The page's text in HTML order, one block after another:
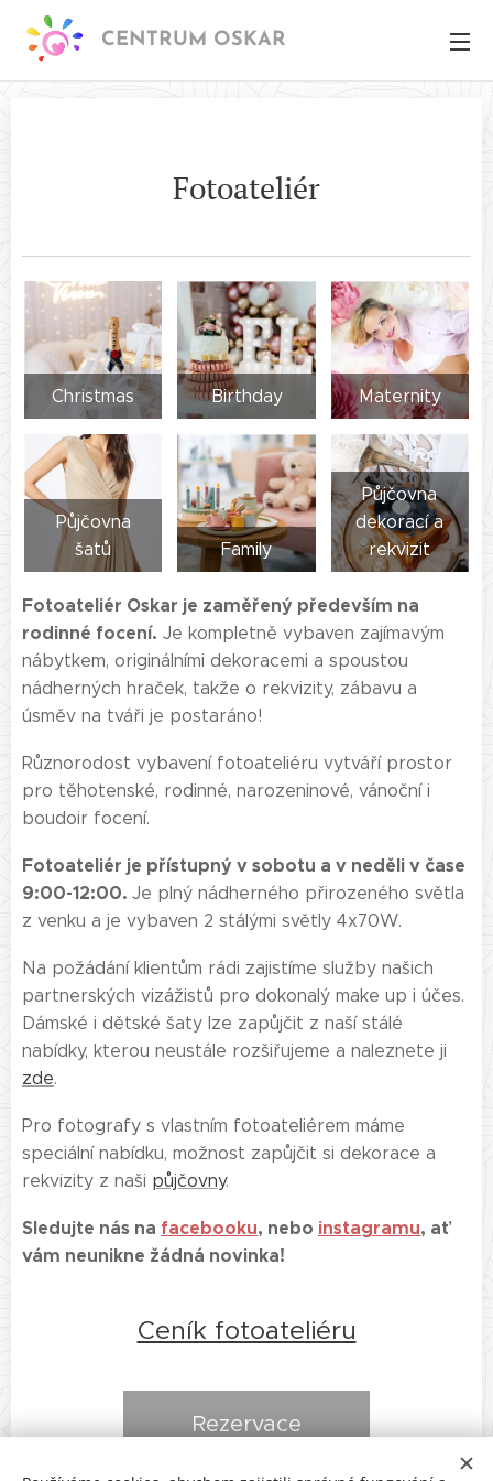
CENTRUM OSKAR
Fotoateliér
Christmas Birthday Maternity
Půjčovna
šatů
Family
Půjčovna
dekorací a
rekvizit
Fotoateliér Oskar je zaměřený především na
rodinné focení. Je kompletně vybaven zajímavým
nábytkem, originálními dekoracemi a spoustou
nádherných hraček, takže o rekvizity, zábavu a
úsměv na tváři je postaráno!
Různorodost vybavení fotoateliéru vytváří prostor
pro těhotenské, rodinné, narozeninové, vánoční i
boudoir focení.
Fotoateliér je přístupný v sobotu a v neděli v čase
9:00-12:00. Je plný nádherného přirozeného světla
z venku a je vybaven 2 stálými světly 4x70W.
Na požádání klientům rádi zajistíme služby našich
partnerských vizážistů pro dokonalý make up i účes.
Dámské i dětské šaty lze zapůjčit z naší stálé
nabídky, kterou neustále rozšiřujeme a naleznete ji
zde.
Pro fotografy s vlastním fotoateliérem máme
speciální nabídku, možnost zapůjčit si dekorace a
rekvizity z naši půjčovny.
Sledujte nás na facebooku, nebo instagramu, ať
vám neunikne žádná novinka!
Ceník fotoateliéru
Rezervace